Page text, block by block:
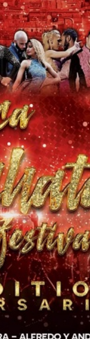
encuestas
JUEVES 29 DE
DE DICIEMBRE,
la competición
Bachata
ANIVERSARIO,
con Anna
evento...
Salamanca
ANIVERSARIO
Luis Vázquez.